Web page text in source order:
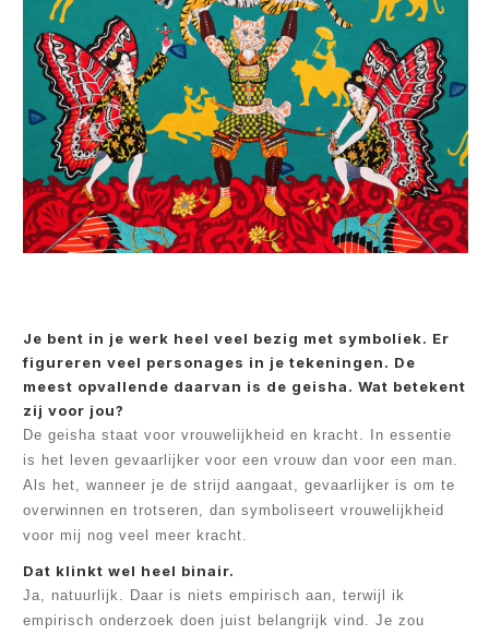
Je bent in je werk heel veel bezig met symboliek. Er
figureren veel personages in je tekeningen. De
meest opvallende daarvan is de geisha. Wat betekent
zij voor jou?
De geisha staat voor vrouwelijkheid en kracht. In essentie
is het leven gevaarlijker voor een vrouw dan voor een man.
Als het, wanneer je de strijd aangaat, gevaarlijker is om te
overwinnen en trotseren, dan symboliseert vrouwelijkheid
voor mij nog veel meer kracht.
Dat klinkt wel heel binair.
Ja, natuurlijk. Daar is niets empirisch aan, terwijl ik
empirisch onderzoek doen juist belangrijk vind. Je zou